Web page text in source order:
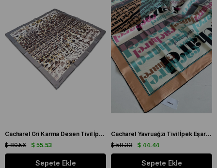
Cacharel Gri Karma Desen Tivil İpek Eşarp 8851313 - 912
$ 55.53
$ 80.56
Sepete Ekle
Cacharel Yavruağzı Tivil İpek Eşarp 4208701 - 311
$ 44.44
$ 58.33
Sepete Ekle